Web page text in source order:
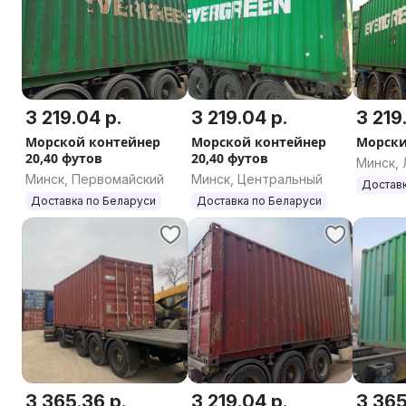
Высота - 2,6 м ( 2,9 м)
Морской контейнер 40 футов Dry Сubе (Нigh Сubе):
Длина - 12 м
Ширина - 2,44 м
Высота - 2,6 м ( 2,9 м)
Резидент Российской Федерации, ИНН 9705100811
3 219.04 р.
Морской контейнер
20,40 футов
Минск, Первомайский
Доставка по Беларуси
3 219.04 р.
Морской контейнер
20,40 футов
Минск, Центральный
Доставка по Беларуси
3
Минск,
3 365.36 р. 3 219.04 р. 3